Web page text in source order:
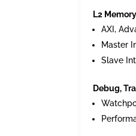
L2
AXI,
Master
Slave
Debug,